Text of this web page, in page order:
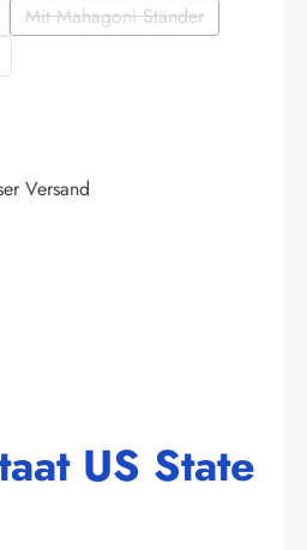
Mit Mahagoni Ständer
(Diese Option ist zurzeit
Versand
US State